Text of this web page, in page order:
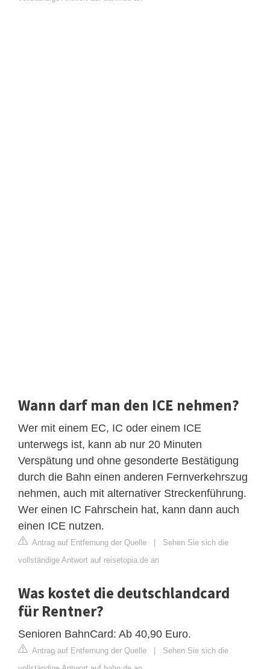
Wann darf man den ICE nehmen?
Wer mit einem EC, IC oder einem ICE
unterwegs ist, kann ab nur 20 Minuten
Verspätung und ohne gesonderte Bestätigung
durch die Bahn einen anderen Fernverkehrszug
nehmen, auch mit alternativer Streckenführung.
Wer einen IC Fahrschein hat, kann dann auch
einen ICE nutzen.
Antrag auf Entfernung der Quelle | Sehen Sie sich die
vollständige Antwort auf reisetopia.de an
Was kostet die deutschlandcard
für Rentner?
Senioren BahnCard: Ab 40,90 Euro.
Antrag auf Entfernung der Quelle | Sehen Sie sich die